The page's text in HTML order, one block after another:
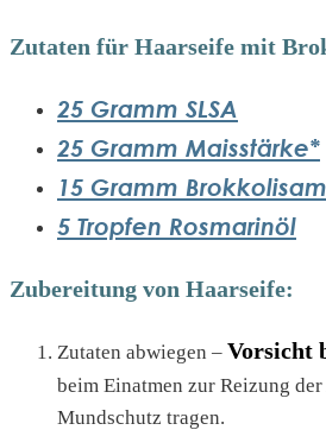
Zutaten für Haarseife mit
25 Gramm SLSA
25 Gramm Maisstärke*
15 Gramm
5 Tropfen Rosmarinöl
Zubereitung von Haarseife:
Zutaten abwiegen – Vorsicht
beim Einatmen zur Reizung
Mundschutz tragen.